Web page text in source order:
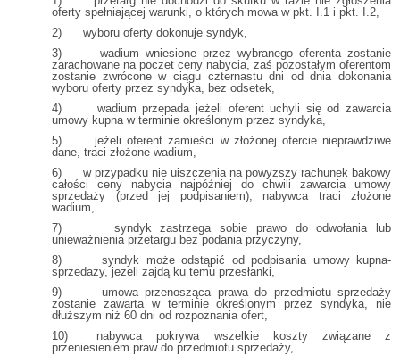
oferty spełniającej warunki, o których mowa w pkt. I.1 i pkt. I.2,
2) wyboru oferty dokonuje syndyk,
3) wadium wniesione przez wybranego oferenta zostanie
zarachowane na poczet ceny nabycia, zaś pozostałym oferentom
zostanie zwrócone w ciągu czternastu dni od dnia dokonania
wyboru oferty przez syndyka, bez odsetek,
4) wadium przepada jeżeli oferent uchyli się od zawarcia
umowy kupna w terminie określonym przez syndyka,
5) jeżeli oferent zamieści w złożonej ofercie nieprawdziwe
dane, traci złożone wadium,
6) w przypadku nie uiszczenia na powyższy rachunek bakowy
całości ceny nabycia najpóźniej do chwili zawarcia umowy
sprzedaży (przed jej podpisaniem), nabywca traci złożone
wadium,
7) syndyk zastrzega sobie prawo do odwołania lub
unieważnienia przetargu bez podania przyczyny,
8) syndyk może odstąpić od podpisania umowy kupna-
sprzedaży, jeżeli zajdą ku temu przesłanki,
9) umowa przenosząca prawa do przedmiotu sprzedaży
zostanie zawarta w terminie określonym przez syndyka, nie
dłuższym niż 60 dni od rozpoznania ofert,
10) nabywca pokrywa wszelkie koszty związane z
przeniesieniem praw do przedmiotu sprzedaży,